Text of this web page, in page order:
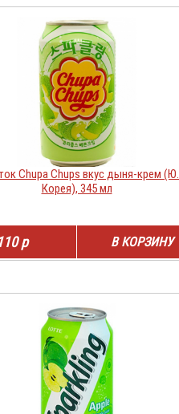
Chupa Chups вкус дыня-крем (Ю.
Корея), 345 мл
р В КОРЗИНУ